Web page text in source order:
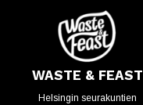
WASTE & FEAST
Helsingin seurakuntien